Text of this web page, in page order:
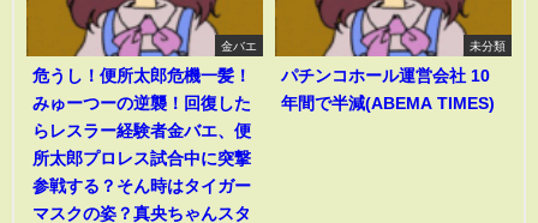
金バエ
危うし！便所太郎危機一髪！
みゅーつーの逆襲！回復した
らレスラー経験者金バエ、便
所太郎プロレス試合中に突撃
参戦する？そん時はタイガー
マスクの姿？真央ちゃんスタ
未分類
パチンコホール運営会社 10
年間で半減(ABEMA TIMES)